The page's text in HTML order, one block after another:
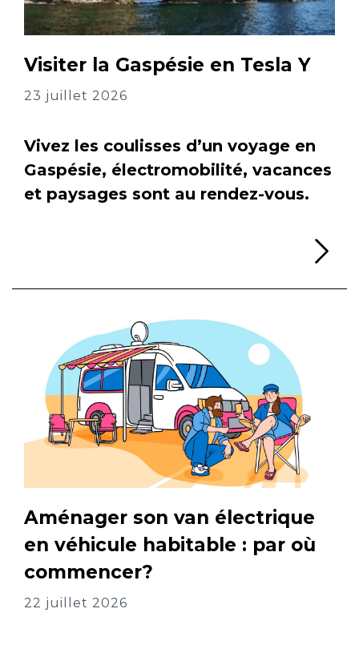
Visiter la Gaspésie en Tesla Y
23 juillet 2026
Vivez les coulisses d’un voyage en
Gaspésie, électromobilité, vacances
et paysages sont au rendez-vous.
Aménager son van électrique
en véhicule habitable : par où
commencer?
22 juillet 2026